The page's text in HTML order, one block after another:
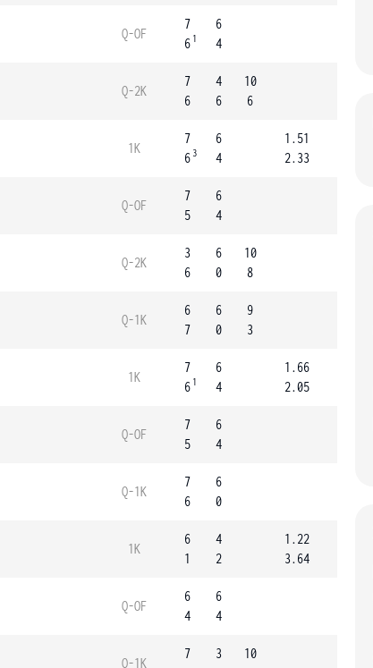
Q-OF
7
6 1
6
4
Q-2K
7
6
4
6
10
6
1K
7
6 3
6
4
1.51
2.33
Q-OF
7
5
6
4
Q-2K
3
6
6
0
10
8
Q-1K
6
7
6
0
9
3
1K
7
6 1
6
4
1.66
2.05
Q-OF
7
5
6
4
Q-1K
7
6
6
0
1K
6
1
4
2
1.22
3.64
Q-OF
6
4
6
4
Q-1K
7
3
10